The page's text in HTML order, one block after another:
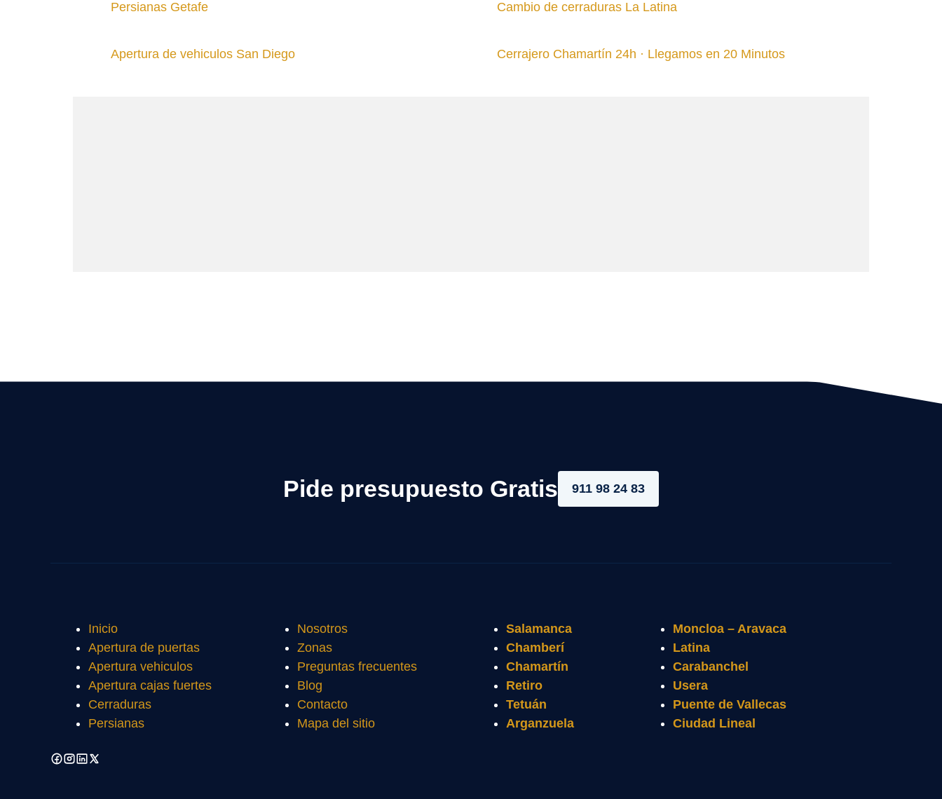
Persianas Getafe Cambio de cerraduras La Latina
Apertura de vehiculos San Diego Cerrajero Chamartín 24h · Llegamos en 20 Minutos
Pide presupuesto Gratis 911 98 24 83
Inicio
Apertura de puertas
Apertura vehiculos
Apertura cajas fuertes
Cerraduras
Persianas
Nosotros
Zonas
Preguntas frecuentes
Blog
Contacto
Mapa del sitio
Salamanca
Chamberí
Chamartín
Retiro
Tetuán
Arganzuela
Moncloa – Aravaca
Latina
Carabanchel
Usera
Puente de Vallecas
Ciudad Lineal